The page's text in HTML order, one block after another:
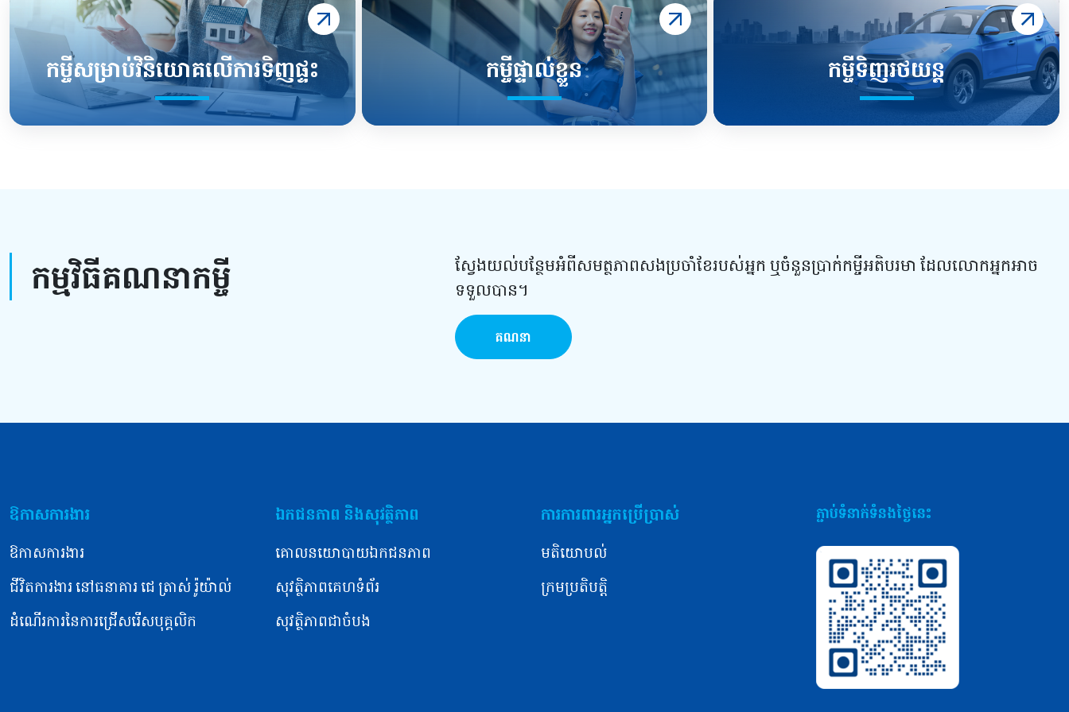
កម្ចីសម្រាប់វិនិយោគលើការទិញផ្ទះ កម្ចីផ្ទាល់ខ្លួន កម្ចីទិញរថយន្ត
កម្មវិធីគណនាកម្ចី
ស្វែងយល់បន្ថែមអំពីសមត្ថភាពសងប្រចាំខែរបស់អ្នក ឬចំនួនប្រាក់កម្ចីអតិបរមា ដែលលោកអ្នកអាច
ទទួលបាន។
គណនា
ឱកាសការងារ
ឱកាសការងារ
ជីវិតការងារ នៅធនាគារ ជេ ត្រាស់ រ៉ូយ៉ាល់
ដំណើរការនៃការជ្រើសរើសបុគ្គលិក
ឯកជនភាព និងសុវត្ថិភាព
គោលនយោបាយឯកជនភាព
សុវត្ថិភាពគេហទំព័រ
សុវត្ថិភាពជាចំបង
ការការពារអ្នកប្រើប្រាស់
មតិយោបល់
ក្រមប្រតិបត្តិ
ភ្ជាប់ទំនាក់ទំនងថ្ងៃនេះ